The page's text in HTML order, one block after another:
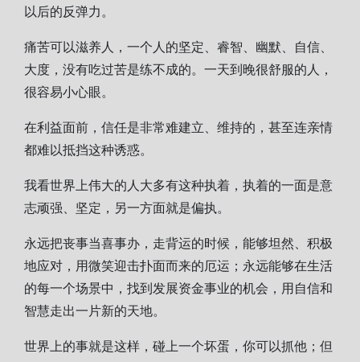
以后的反弹力。
痛苦可以滋养人，一个人的坚定、睿智、幽默、自信、
大度，没有吃过苦是练不成的。一天到晚很舒服的人，
很容易小心眼。
在利益面前，信任是非常难建立、维持的，甚至连亲情
都难以抵挡这种诱惑。
我看世界上伟大的人大多有这种执着，执着的一面是意
志顽强、坚定，另一方面就是偏执。
永远把丧事当喜事办，走背运的时候，能够坦然、积极
地应对，用微笑迎击扑面而来的厄运；永远能够在生活
的每一个场景中，找到发展资金事业的机会，用自信和
智慧走出一片新的天地。
世界上的事就是这样，碰上一个坏蛋，你可以抓他；但